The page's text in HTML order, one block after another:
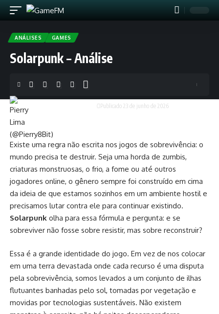
ANÁLISES GAMES
Solarpunk – Análise
Publicado 23 de junho de 2026
Existe uma regra não escrita nos jogos de sobrevivência: o
mundo precisa te destruir. Seja uma horda de zumbis,
criaturas monstruosas, o frio, a fome ou até outros
jogadores online, o gênero sempre foi construído em cima
da ideia de que estamos sozinhos em um ambiente hostil e
precisamos lutar contra ele para continuar existindo.
Solarpunk olha para essa fórmula e pergunta: e se
sobreviver não fosse sobre resistir, mas sobre reconstruir?
Essa é a grande identidade do jogo. Em vez de nos colocar
em uma terra devastada onde cada recurso é uma disputa
pela sobrevivência, somos levados a um conjunto de ilhas
flutuantes banhadas pelo sol, tomadas por vegetação e
movidas por tecnologias sustentáveis. Não existem